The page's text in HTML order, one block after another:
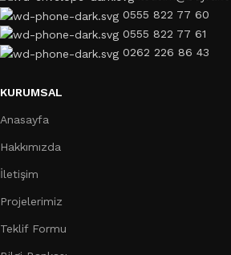
0555 822 77 60
0555 822 77 61
0262 226 86 43
KURUMSAL
Anasayfa
Hakkımızda
İletişim
Projelerimiz
Teklif Formu